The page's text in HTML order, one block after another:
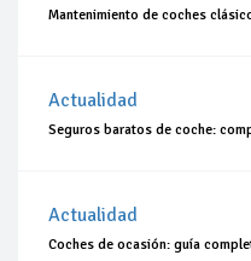
Mantenimiento de coches
Actualidad
Seguros baratos de coche:
Actualidad
Coches de ocasión: guía